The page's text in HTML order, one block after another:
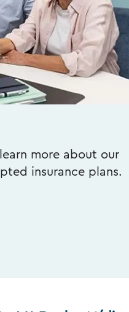
more about our
insurance plans.